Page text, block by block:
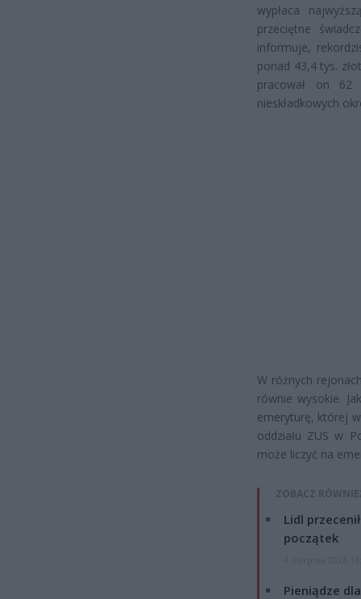
wypłaca
przeciętne
informuje,
ponad 43,4 tys.
pracował on
nieskładkowych
W różnych
równie wysokie.
emeryturę, której
oddziału ZUS w
może liczyć na
ZOBACZ
Lidl
początek
Pieniądze